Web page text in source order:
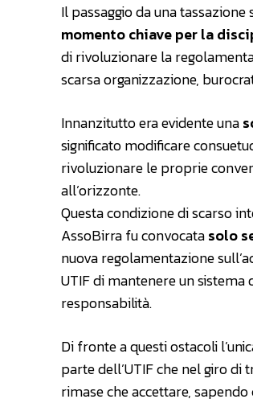
Il passaggio da una
momento chiave per la
di rivoluzionare la
scarsa organizzazione,
Innanzitutto era evidente una
significato modificare
rivoluzionare le proprie
all’orizzonte.
Questa condizione di scarso
AssoBirra fu convocatasolo
nuova regolamentazione
UTIF di mantenere un
responsabilità.
Di fronte a questi ostacoli
parte dell’UTIF che nel giro
rimase che accettare,